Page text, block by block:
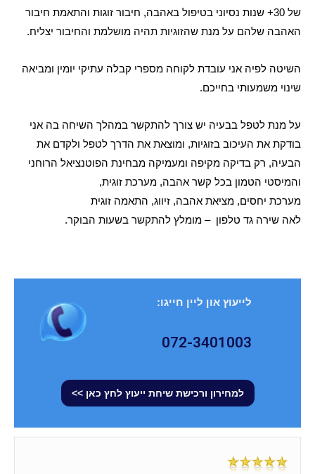
של 30+ שנות נסיוני בטיפול באהבה, חיבור זוגות והתאמת חיבור
האהבה שלהם על מנת שהזוגיות תהיה מושלמת והחיבור יצליח.
השיטה לפיה אני עובדת לקוחה מספרי קבלה עתיקי יומין ומביאה
שינוי משמעותי בחייכם.
על מנת לטפל בבעיה יש צורך להתקשר במהלך השיחה בה אני
בודקת את העיכוב בזוגיות, ומוצאת את הדרך לטפל ולקדם את
הבעיה, רק בדיקה מקיפה ומעמיקה מבחינת הפוטנציאל הרוחני
והמיסטי הטמון בכל קשר אהבה, מערכת זוגית,
מערכת יחסים, מציאת אהבה, זיווג, התאמה זוגית
לאה שירה גד טלפון – מומלץ להתקשר בשעות הבוקר.
לייעוץ און ליין חייגו:
072-3401003
למחירון ורכישת שיחת ייעוץ לחץ כאן >>